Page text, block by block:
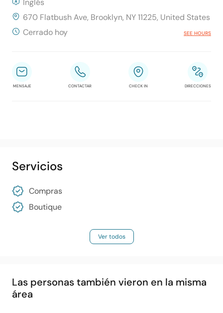
Inglés
670 Flatbush Ave, Brooklyn, NY 11225, United States
Cerrado hoy
SEE HOURS
MENSAJE CONTACTAR CHECK IN DIRECCIONES
Servicios
Compras
Boutique
Ver todos
Las personas también vieron en la misma
área